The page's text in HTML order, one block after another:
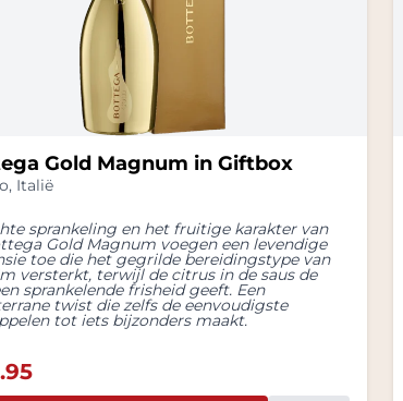
Gold Magnum in Giftbox
, Italië
sprankeling en het fruitige karakter van
Gold Magnum voegen een levendige
toe die het gegrilde bereidingstype van
versterkt, terwijl de citrus in de saus de
sprankelende frisheid geeft. Een
twist die zelfs de eenvoudigste
tot iets bijzonders maakt.